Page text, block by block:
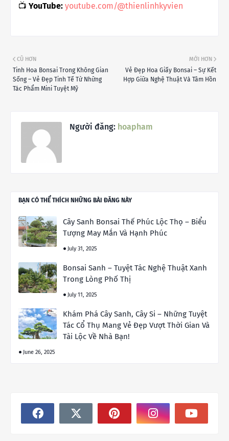
📺 YouTube: youtube.com/@thienlinhkyvien
MỚI HƠN
Vẻ Đẹp Hoa Giấy Bonsai – Sự Kết
Hợp Giữa Nghệ Thuật Và Tâm Hồn
CŨ HƠN
Tinh Hoa Bonsai Trong Không Gian
Sống – Vẻ Đẹp Tinh Tế Từ Những
Tác Phẩm Mini Tuyệt Mỹ
Người đăng: hoapham
BẠN CÓ THỂ THÍCH NHỮNG BÀI ĐĂNG NÀY
Cây Sanh Bonsai Thế Phúc Lộc Thọ – Biểu
Tượng May Mắn Và Hạnh Phúc
July 31, 2025
Bonsai Sanh – Tuyệt Tác Nghệ Thuật Xanh
Trong Lòng Phố Thị
July 11, 2025
Khám Phá Cây Sanh, Cây Si – Những Tuyệt
Tác Cổ Thụ Mang Vẻ Đẹp Vượt Thời Gian Và
Tài Lộc Về Nhà Bạn!
June 26, 2025